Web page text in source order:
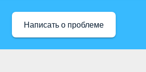
Написать о проблеме